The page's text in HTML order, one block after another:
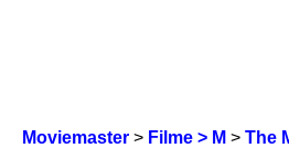
Moviemaster> Filme > M > The